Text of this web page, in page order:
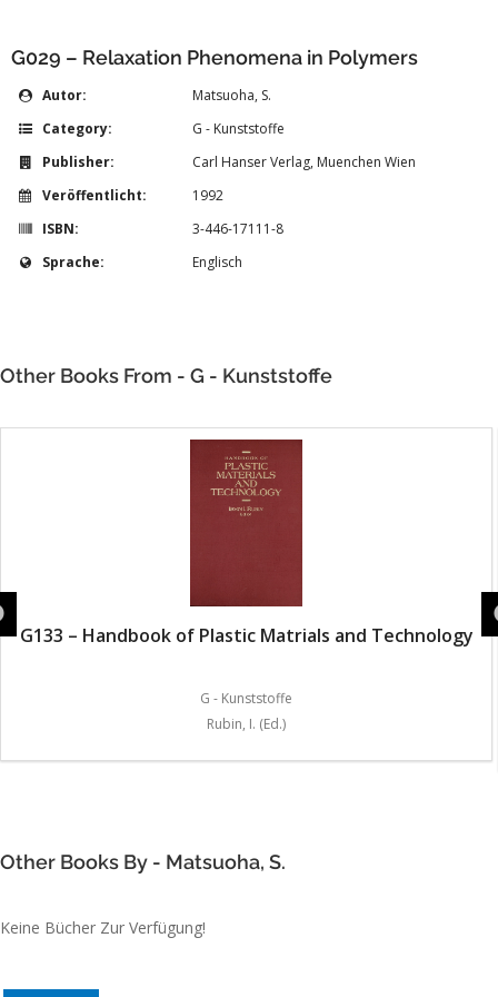
G029 – Relaxation Phenomena in Polymers
Autor:
Matsuoha, S.
Category:
G - Kunststoffe
Publisher:
Carl Hanser Verlag, Muenchen Wien
Veröffentlicht:
1992
ISBN:
3-446-17111-8
Sprache:
Englisch
Other Books From - G - Kunststoffe
G133 – Handbook of Plastic Matrials and Technology
G - Kunststoffe
Rubin, I. (Ed.)
Other Books By - Matsuoha, S.
Keine Bücher Zur Verfügung!